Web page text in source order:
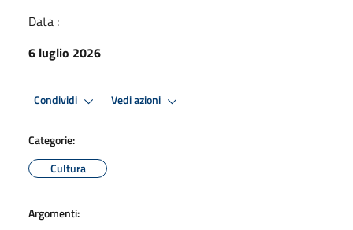
Data :
6 luglio 2026
Condividi Vedi azioni
Categorie:
Cultura
Argomenti: